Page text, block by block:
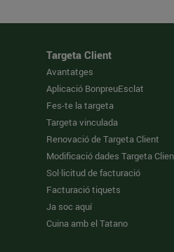
Targeta Client
Avantatges
Aplicació BonpreuEsclat
Fes-te la targeta
Targeta vinculada
Renovació de Targeta Client
Modificació dades Targeta
Sol·licitud de facturació
Facturació tiquets
Ja soc aquí
Cuina amb el Tatano